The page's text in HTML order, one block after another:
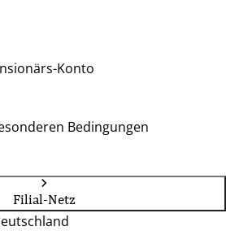
Konto
Bedingungen
Filial-Netz